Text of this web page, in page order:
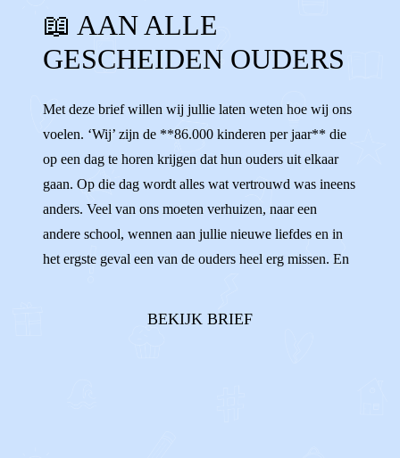
VERLIEFD VERHUIZEN
GESCHEIDEN OUDERS BOODSCHAPPER
NEGATIEF PRATEN ONAARDIG
MISSEN VERDRIET NEGEREN
HOUDEN VAN RUZIE
📖 AAN ALLE
GESCHEIDEN OUDERS
Met deze brief willen wij jullie laten weten hoe wij ons
voelen. ‘Wij’ zijn de **86.000 kinderen per jaar** die
op een dag te horen krijgen dat hun ouders uit elkaar
gaan. Op die dag wordt alles wat vertrouwd was ineens
anders. Veel van ons moeten verhuizen, naar een
andere school, wennen aan jullie nieuwe liefdes en in
het ergste geval een van de ouders heel erg missen. En
BEKIJK BRIEF